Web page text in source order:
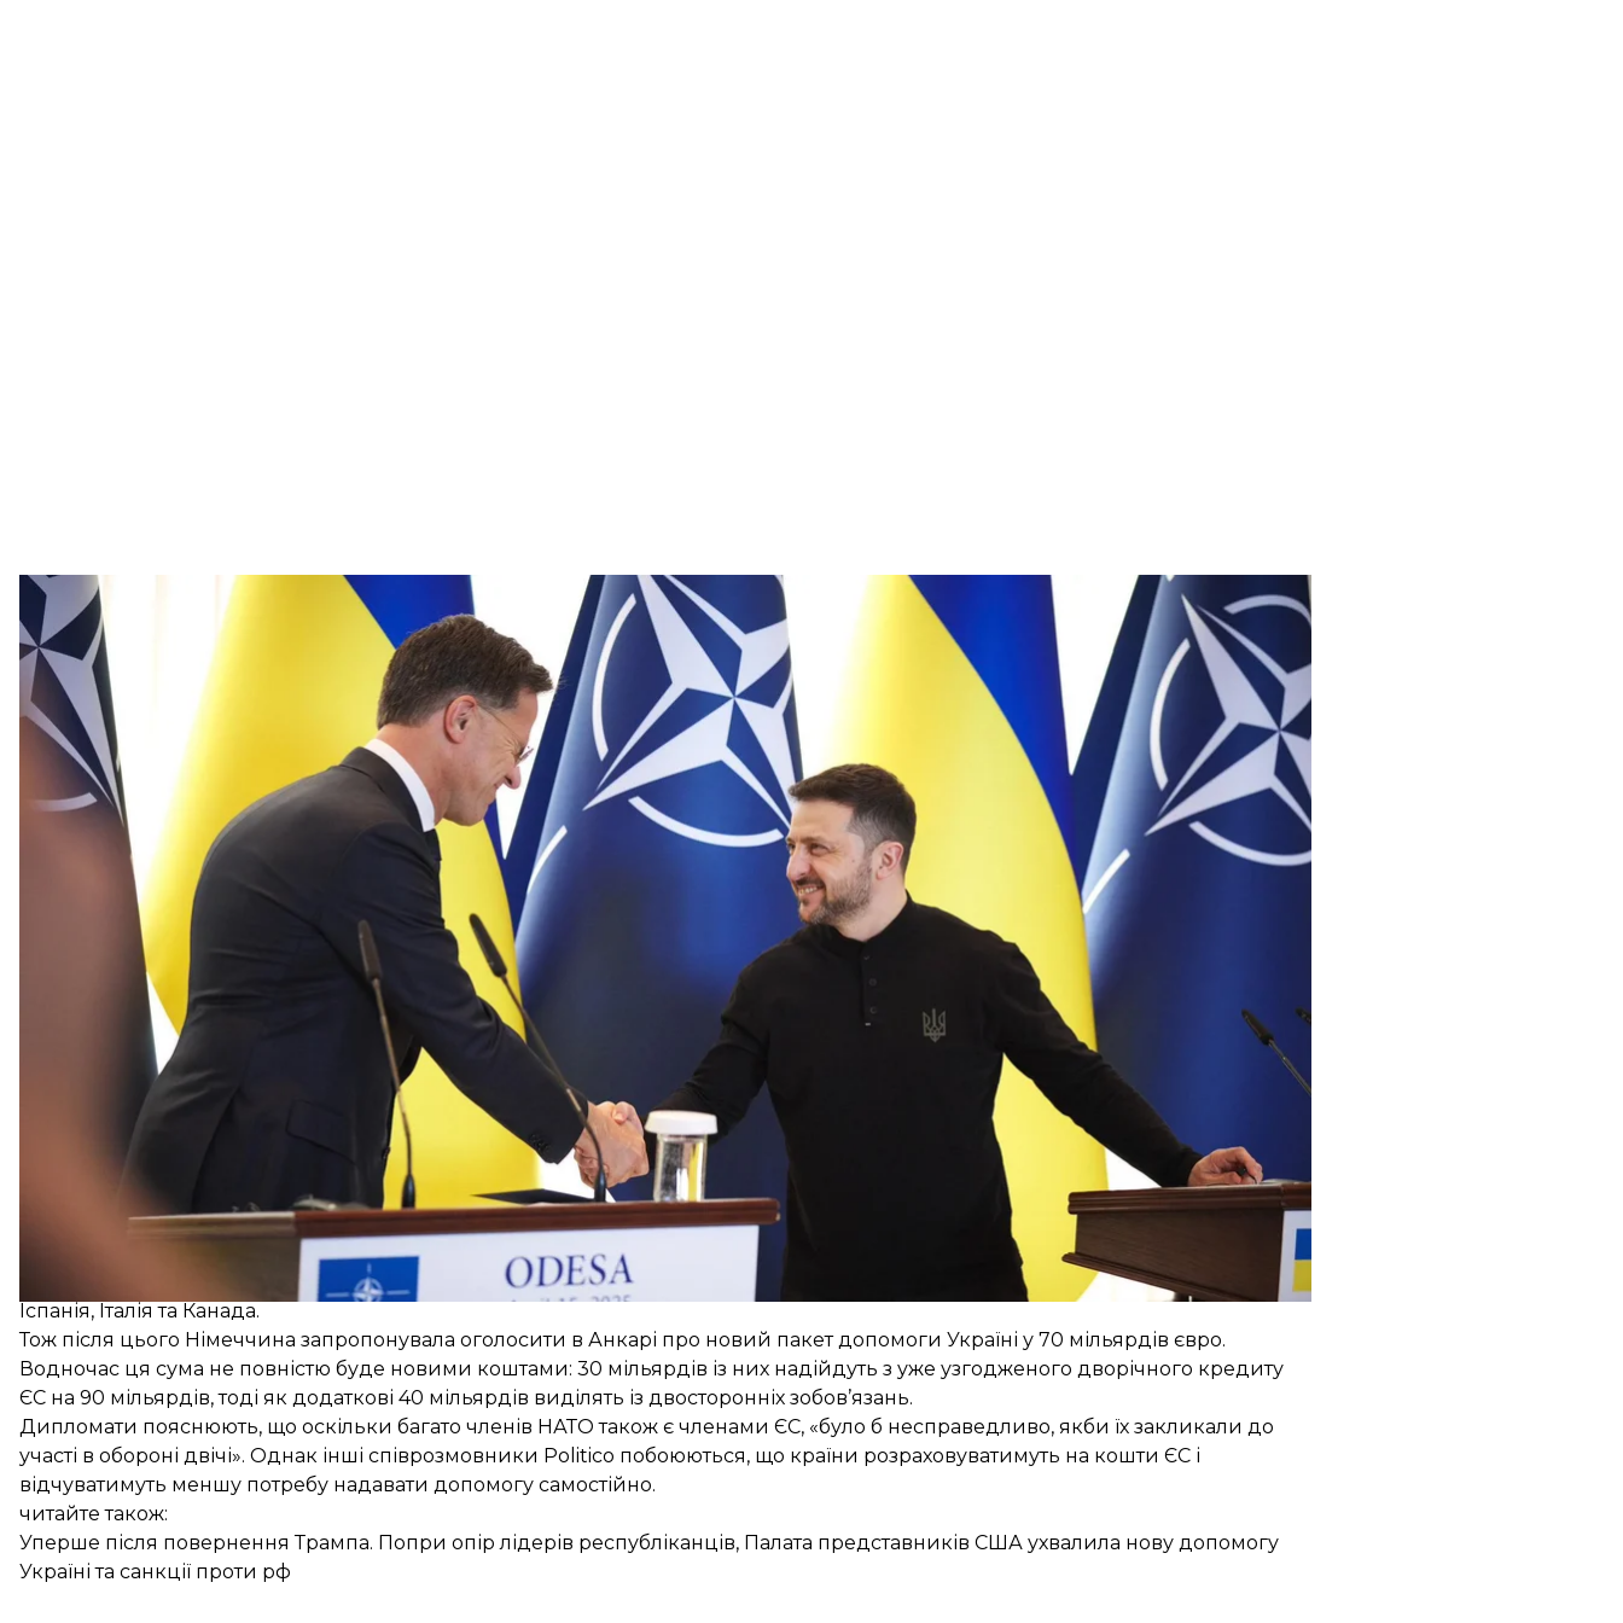
Ілюстративне фото. Генсек НАТО Марк Рютте та президент України Володимир Зеленський
X / Mark Rutte
Країни НАТО розглядають можливість оголосити про надання Україні 70 мільярдів євро допомоги на липневому саміті в
Анкарі. Цю ідею пропонують замість виділення Україні по 0,25% ВВП від кожного союзника, яку відкинули декілька країн.
Про це
пише
Politico з посиланням на дипломатів НАТО.
Один зі співрозмовників видання сказав, що на саміті в Анкарі мають дати «тверде зобов’язання продовжувати вирішальну
підтримку України на сталій та більш справедливій основі».
Раніше деякі країни НАТО обурилися через те, що вони виплачують Україні більший відсоток свого ВВП на військову
допомогу, ніж багато інших союзників.
Щоб запровадити справедливіший розподіл витрат на підтримку Києва, генеральний секретар НАТО Марк Рютте
запропонував ідею, аби кожен союзник надавав Україні допомогу розміром 0,25% ВВП — оголосити про це рішення мали
Але згодом він визнав, що цю
пропозицію навряд чи схвалять
. Медіа писали, що проти виступили Велика Британія, Франція,
Іспанія, Італія та Канада.
Тож після цього Німеччина запропонувала оголосити в Анкарі про новий пакет допомоги Україні у 70 мільярдів євро.
Водночас ця сума не повністю буде новими коштами: 30 мільярдів із них надійдуть з уже узгодженого дворічного кредиту
ЄС на 90 мільярдів, тоді як додаткові 40 мільярдів виділять із двосторонніх зобов’язань.
Дипломати пояснюють, що оскільки багато членів НАТО також є членами ЄС, «було б несправедливо, якби їх закликали до
участі в обороні двічі». Однак інші співрозмовники Politico побоюються, що країни розраховуватимуть на кошти ЄС і
відчуватимуть меншу потребу надавати допомогу самостійно.
читайте також:
Уперше після повернення Трампа. Попри опір лідерів республіканців, Палата представників США ухвалила нову допомогу
Україні та санкції проти рф